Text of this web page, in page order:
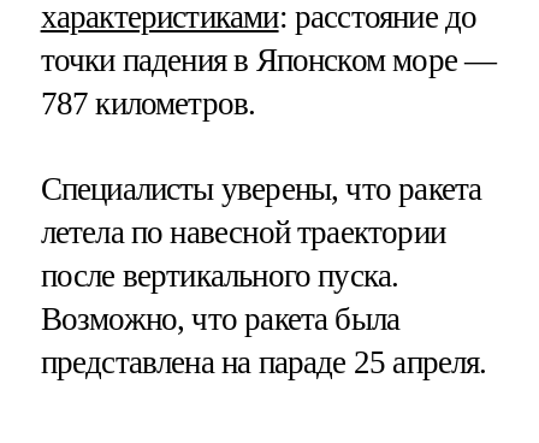
характеристиками: расстояние до
точки падения в Японском море —
787 километров.
Специалисты уверены, что ракета
летела по навесной траектории
после вертикального пуска.
Возможно, что ракета была
представлена на параде 25 апреля.